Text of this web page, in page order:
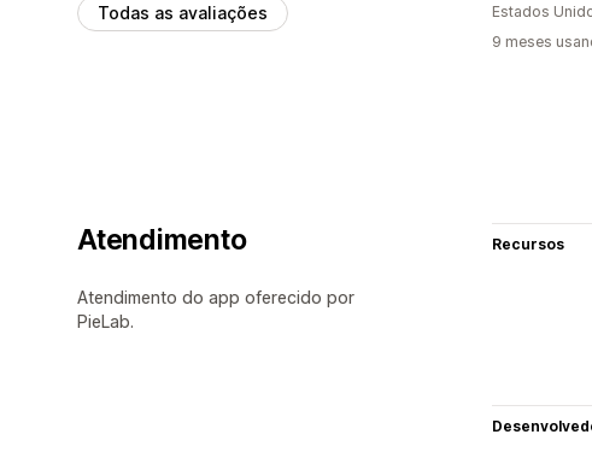
Todas as avaliações
Estados
9 meses
Atendimento
Atendimento do app oferecido por
PieLab.
Recursos